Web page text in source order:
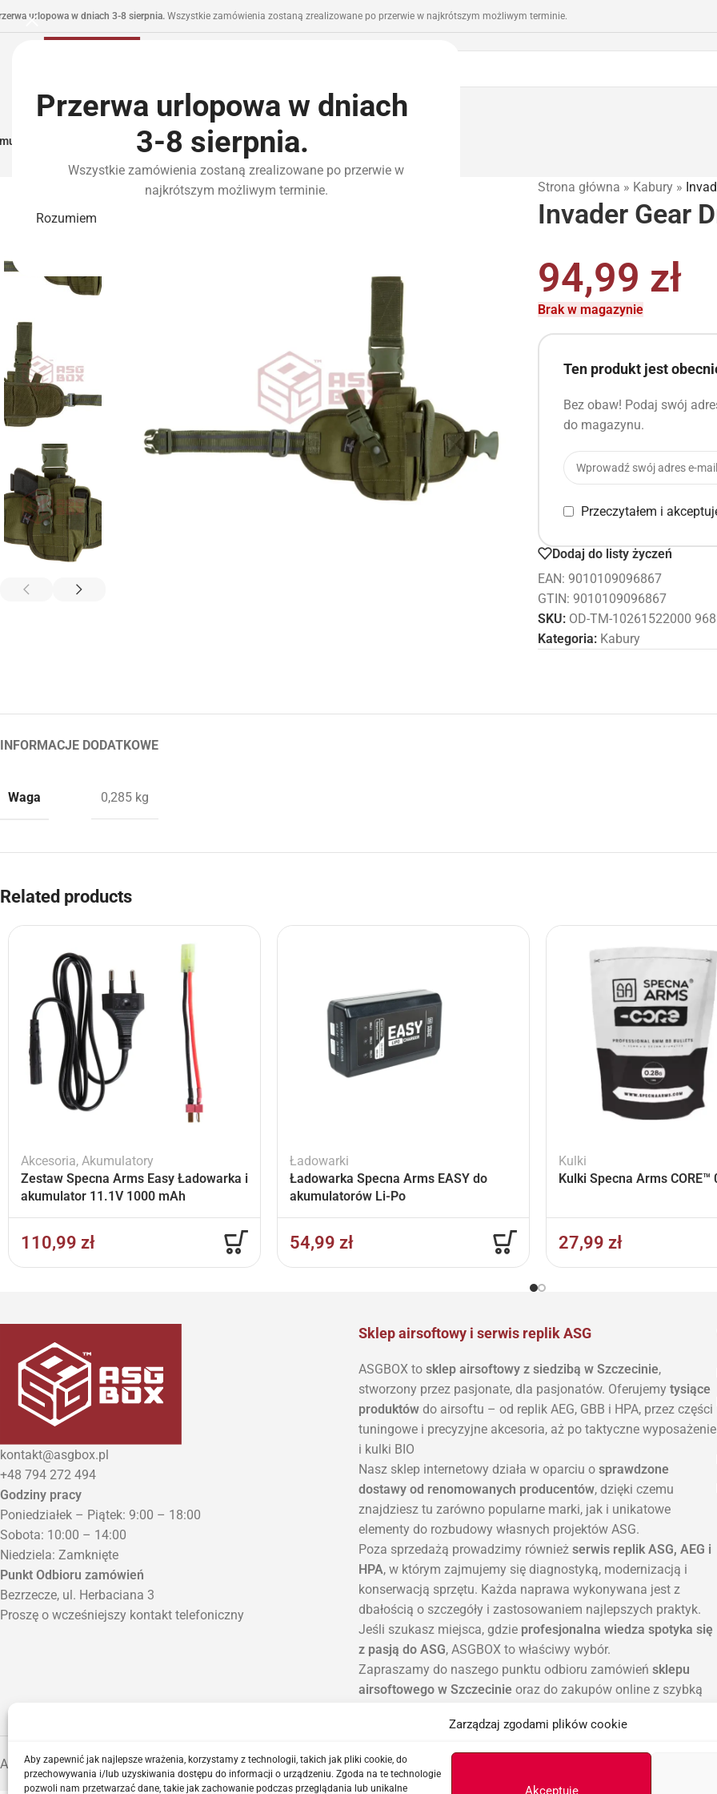
Przerwa urlopowa w dniach
3-8 sierpnia.
Wszystkie zamówienia zostaną zrealizowane po przerwie w
najkrótszym możliwym terminie.
Rozumiem
Zarządzaj zgodami plików cookie
Aby zapewnić jak najlepsze wrażenia, korzystamy z technologii, takich jak pliki cookie, do
przechowywania i/lub uzyskiwania dostępu do informacji o urządzeniu. Zgoda na te technologie
pozwoli nam przetwarzać dane, takie jak zachowanie podczas przeglądania lub unikalne
Akceptuję
urlopowa w dniach 3-8 sierpnia. Wszystkie zamówienia zostaną zrealizowane po przerwie w najkrótszym możliwym terminie.
I Zasilanie Części I Tuning HPAWyposażenie Taktyczne
WYPRZEDANE
Strona główna » Kabury »
Invader Gear
94,99 zł
Brak w magazynie
Ten produkt jest
Bez obaw! Podaj swój
do magazynu.
Przeczytałem i
Dodaj do listy życzeń
EAN: 9010109096867
GTIN: 9010109096867
SKU: OD-TM-10261522000
Kategoria: Kabury
INFORMACJE DODATKOWE
Waga 0,285 kg
Related products
Akcesoria, Akumulatory
Zestaw Specna Arms Easy Ładowarka i
akumulator 11.1V 1000 mAh
110,99 zł
Ładowarki
Ładowarka Specna Arms EASY do
akumulatorów Li-Po
54,99 zł
Kulki
Kulki Specna Arms CORE™
27,99 zł
kontakt@asgbox.pl
+48 794 272 494
Godziny pracy
Poniedziałek – Piątek: 9:00 – 18:00
Sobota: 10:00 – 14:00
Niedziela: Zamknięte
Punkt Odbioru zamówień
Bezrzecze, ul. Herbaciana 3
Proszę o wcześniejszy kontakt telefoniczny
Sklep airsoftowy i serwis replik ASG
ASGBOX to sklep airsoftowy z siedzibą w Szczecinie,
stworzony przez pasjonate, dla pasjonatów. Oferujemy tysiące
produktów do airsoftu – od replik AEG, GBB i HPA, przez części
tuningowe i precyzyjne akcesoria, aż po taktyczne wyposażenie
i kulki BIO
Nasz sklep internetowy działa w oparciu o sprawdzone
dostawy od renomowanych producentów, dzięki czemu
znajdziesz tu zarówno popularne marki, jak i unikatowe
elementy do rozbudowy własnych projektów ASG.
Poza sprzedażą prowadzimy również serwis replik ASG, AEG i
HPA, w którym zajmujemy się diagnostyką, modernizacją i
konserwacją sprzętu. Każda naprawa wykonywana jest z
dbałością o szczegóły i zastosowaniem najlepszych praktyk.
Jeśli szukasz miejsca, gdzie profesjonalna wiedza spotyka się
z pasją do ASG, ASGBOX to właściwy wybór.
Zapraszamy do naszego punktu odbioru zamówień sklepu
airsoftowego w Szczecinie oraz do zakupów online z szybką
ASGBOX.PL © 2026